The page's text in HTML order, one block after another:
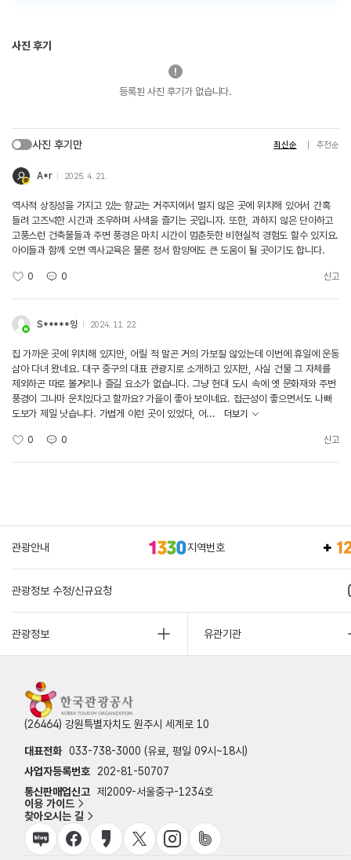
사진 후기
등록된 사진 후기가 없습니다.
사진 후기만 최신순 추천순
A*r 2025. 4. 21.
역사적 상징성을 가지고 있는 향교는 거주지에서 멀지 않은 곳에 위치해 있어서 간혹
들려 고즈넉한 시간과 조우하며 사색을 즐기는 곳입니자. 또한, 과하지 않은 단아하고
고풍스런 건축물들과 주변 풍경은 마치 시간이 멈춘듯한 비현실적 경험도 할수 있지요.
아이들과 함께 오면 역사교육은 물론 정서 함양에도 큰 도움이 될 곳이기도 합니다.
0 0 신고
S*****잉 2024. 11. 22.
집 가까운 곳에 위치해 있지만, 어릴 적 말곤 거의 가보질 않았는데 이번에 휴일에 운동
삼아 다녀 왔네요. 대구 중구의 대표 관광지로 소개하고 있지만, 사실 건물 그 자체를
제외하곤 따로 볼거리나 즐길 요소가 없습니다. 그냥 현대 도시 속에 옛 문화재와 주변
풍경이 그나마 운치있다고 할까요? 가을이 좋아 보이네요. 접근성이 좋으면서도 나빠
도보가 제일 낫습니다. 가볍게 이런 곳이 있었다, 어...
더보기
0 0 신고
관광안내 지역번호
관광정보 수정/신규요청
관광정보 유관기관
(26464) 강원특별자치도 원주시 세계로 10
대표전화 033-738-3000 (유료, 평일 09시~18시)
사업자등록번호
202-81-50707
통신판매업신고 제2009-서울중구-1234호
이용 가이드
찾아오시는 길